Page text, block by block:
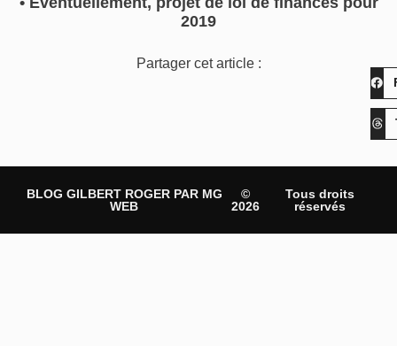
2019
Partager cet article :
BLOG GILBERT ROGER PAR MG
WEB
©
2026
Tous droits
réservés